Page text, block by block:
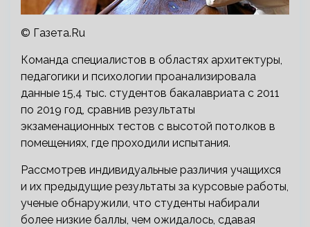
© Газета.Ru
Команда специалистов в областях архитектуры,
педагогики и психологии проанализировала
данные 15,4 тыс. студентов бакалавриата с 2011
по 2019 год, сравнив результаты
экзаменационных тестов с высотой потолков в
помещениях, где проходили испытания.
Рассмотрев индивидуальные различия учащихся
и их предыдущие результаты за курсовые работы,
ученые обнаружили, что студенты набирали
более низкие баллы, чем ожидалось, сдавая